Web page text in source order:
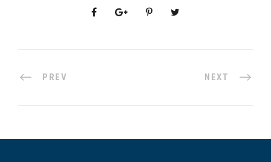
PREV NEXT